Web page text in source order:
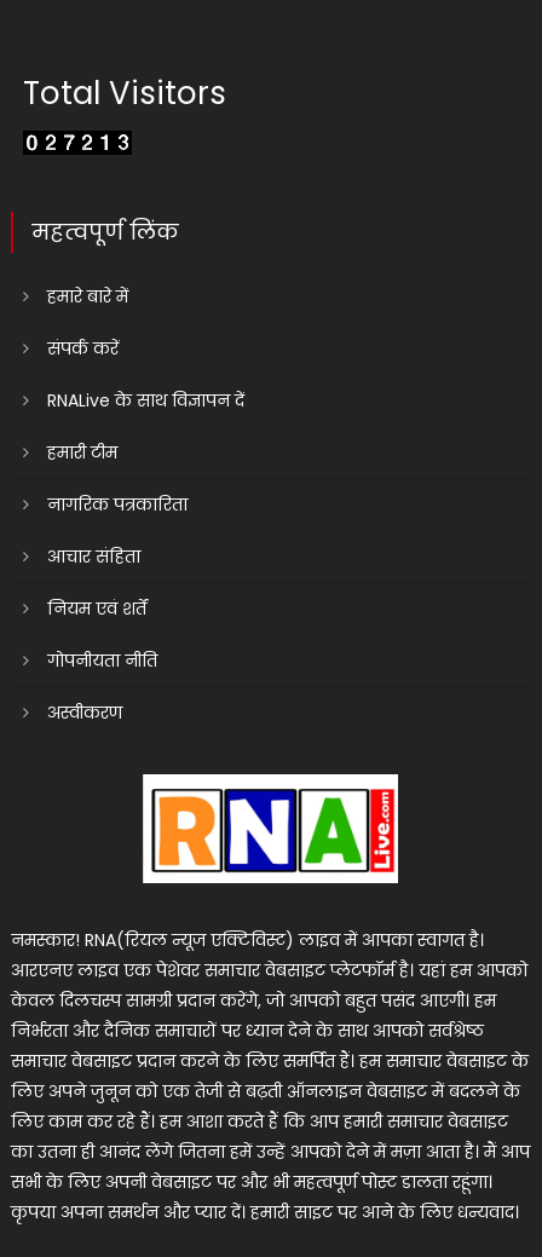
Total Visitors
महत्वपूर्ण लिंक
हमारे बारे में
संपर्क करें
RNALive के साथ विज्ञापन दें
हमारी टीम
नागरिक पत्रकारिता
आचार संहिता
नियम एवं शर्तें
गोपनीयता नीति
अस्वीकरण
नमस्कार! RNA(रियल न्यूज एक्टिविस्ट) लाइव में आपका स्वागत है।
आरएनए लाइव एक पेशेवर समाचार वेबसाइट प्लेटफॉर्म है। यहां हम आपको
केवल दिलचस्प सामग्री प्रदान करेंगे, जो आपको बहुत पसंद आएगी। हम
निर्भरता और दैनिक समाचारों पर ध्यान देने के साथ आपको सर्वश्रेष्ठ
समाचार वेबसाइट प्रदान करने के लिए समर्पित हैं। हम समाचार वेबसाइट के
लिए अपने जुनून को एक तेजी से बढ़ती ऑनलाइन वेबसाइट में बदलने के
लिए काम कर रहे हैं। हम आशा करते हैं कि आप हमारी समाचार वेबसाइट
का उतना ही आनंद लेंगे जितना हमें उन्हें आपको देने में मज़ा आता है। मैं आप
सभी के लिए अपनी वेबसाइट पर और भी महत्वपूर्ण पोस्ट डालता रहूंगा।
कृपया अपना समर्थन और प्यार दें। हमारी साइट पर आने के लिए धन्यवाद।